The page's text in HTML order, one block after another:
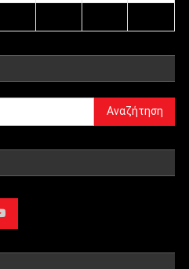
Αναζήτηση
για: